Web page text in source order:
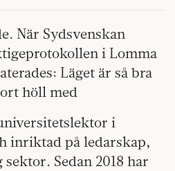
När Sydsvenskan
i Lomma
Läget är så bra
höll med
i
inriktad på ledarskap,
Sedan 2018 har